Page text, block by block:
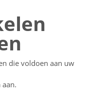
die voldoen aan uw